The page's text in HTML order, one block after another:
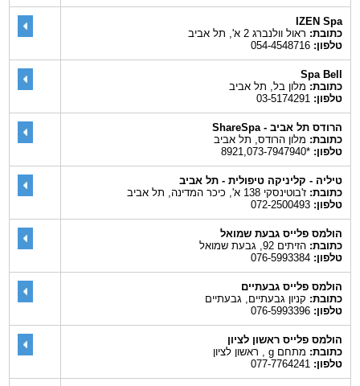
IZEN Spa
כתובת:ראול וולנברג 2 א', תל אביב
טלפון:054-4548716
Spa Bell
כתובת:מלון בל, תל אביב
טלפון:03-5174291
הרודס תל אביב - ShareSpa
כתובת:מלון הרודס, תל אביב
טלפון:*8921,073-7947940
טיליה - קליניקה טיפולית - תל אביב
כתובת:ז'בוטינסקי 138 א', כיכר המדינה, תל אביב
טלפון:072-2500493
הולמס פלייס גבעת שמואל
כתובת:הזיתים 92, גבעת שמואל
טלפון:076-5993384
הולמס פלייס גבעתיים
כתובת:קניון גבעתיים, גבעתיים
טלפון:076-5993396
הולמס פלייס ראשון לציון
כתובת:מתחם g , ראשון לציון
טלפון:077-7764241